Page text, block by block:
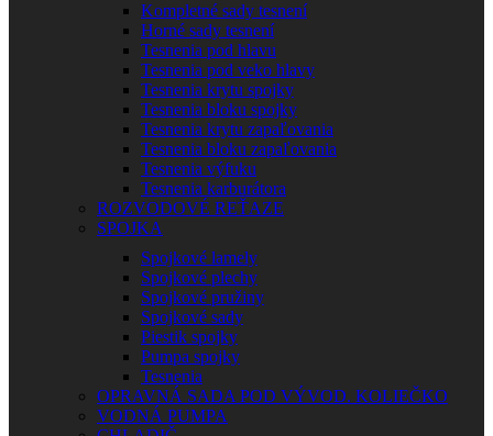
Kompletné sady tesnení
Horné sady tesnení
Tesnenia pod hlavu
Tesnenia pod veko hlavy
Tesnenia krytu spojky
Tesnenia bloku spojky
Tesnenia krytu zapaľovania
Tesnenia bloku zapaľovania
Tesnenia výfuku
Tesnenia karburátora
ROZVODOVÉ REŤAZE
SPOJKA
Spojkové lamely
Spojkové plechy
Spojkové pružiny
Spojkové sady
Piestik spojky
Pumpa spojky
Tesnenia
OPRAVNÁ SADA POD VÝVOD. KOLIEČKO
VODNÁ PUMPA